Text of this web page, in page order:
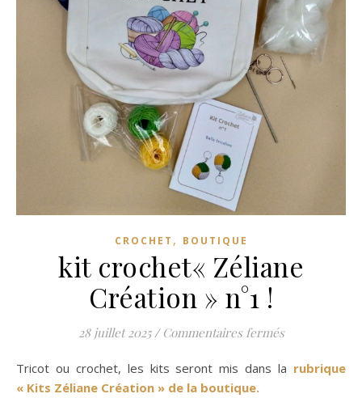
CROCHET , BOUTIQUE
kit crochet« Zéliane
Création » n°1 !
28 juillet 2025 / Commentaires ferméssur kit
Tricot ou crochet, les kits seront mis dans la rubrique
« Kits Zéliane Création » de la boutique.